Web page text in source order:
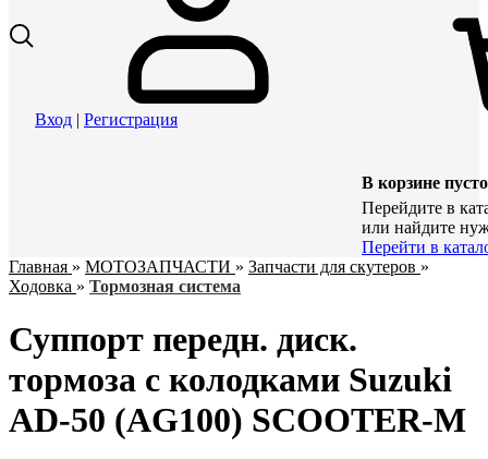
Вход | Регистрация
В корзине пусто
Перейдите в
или найдите
Перейти в
Главная » МОТОЗАПЧАСТИ » Запчасти для скутеров »
Ходовка » Тормозная система
Суппорт передн. диск.
тормоза с колодками Suzuki
AD-50 (AG100) SCOOTER-M